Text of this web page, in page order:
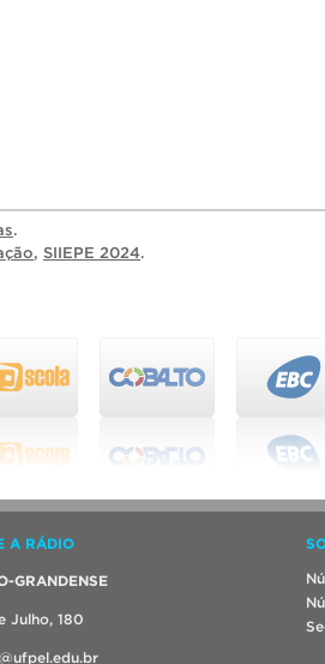
.
, SIIEPE 2024.
A RÁDIO
GRANDENSE
Julho, 180